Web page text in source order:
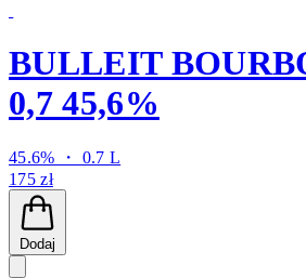
BULLEIT
0,7 45,6%
45.6% ・ 0.7 L
175 zł
Dodaj